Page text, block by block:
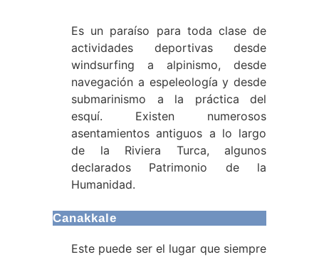
Es un paraíso para toda clase de
actividades deportivas desde
windsurfing a alpinismo, desde
navegación a espeleología y desde
submarinismo a la práctica del
esquí. Existen numerosos
asentamientos antiguos a lo largo
de la Riviera Turca, algunos
declarados Patrimonio de la
Humanidad.
Canakkale
Este puede ser el lugar que siempre